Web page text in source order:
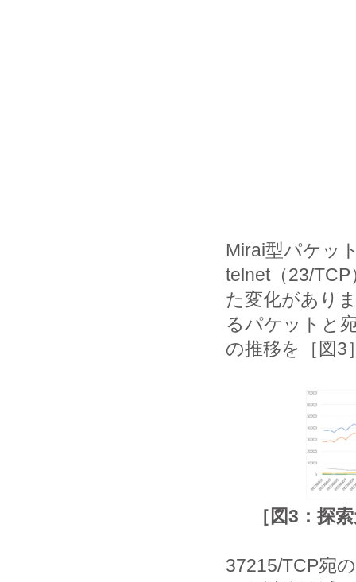
Mirai型パケッ
telnet（23/
た変化があり
るパケットと
の推移を［図3
［図3：探
37215/TCP宛